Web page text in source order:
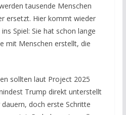
tausende Menschen
ersetzt. Hier kommt wieder
Spiel: Sie hat schon lange
mit Menschen erstellt, die
sollten laut Project 2025
Trump direkt unterstellt
doch erste Schritte